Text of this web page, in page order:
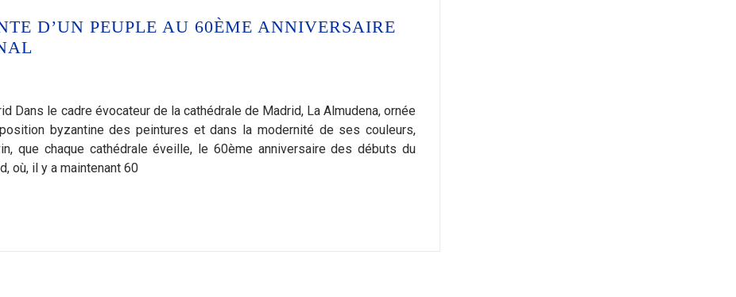
D’UN PEUPLE AU 60ÈME ANNIVERSAIRE
Dans le cadre évocateur de la cathédrale de Madrid, La Almudena, ornée
byzantine des peintures et dans la modernité de ses couleurs,
que chaque cathédrale éveille, le 60ème anniversaire des débuts du
où, il y a maintenant 60